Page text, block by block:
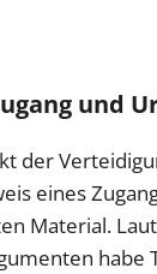
und
der
eines
Material.
habe